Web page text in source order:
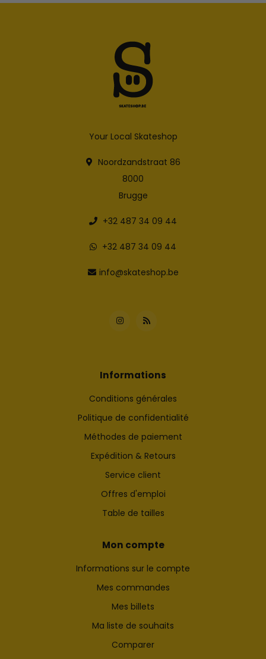
Your Local Skateshop
Noordzandstraat 86
8000
Brugge
+32 487 34 09 44
+32 487 34 09 44
info@skateshop.be
Informations
Conditions générales
Politique de confidentialité
Méthodes de paiement
Expédition & Retours
Service client
Offres d'emploi
Table de tailles
Mon compte
Informations sur le compte
Mes commandes
Mes billets
Ma liste de souhaits
Comparer